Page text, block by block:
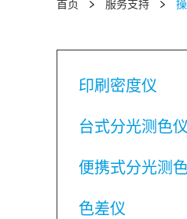
首页 服务支持
印刷密度仪
台式分光测色仪
便携式分光测
色差仪